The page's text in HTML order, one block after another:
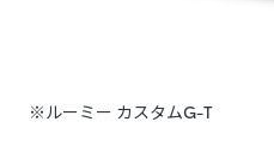
※ルーミー カスタムG-T